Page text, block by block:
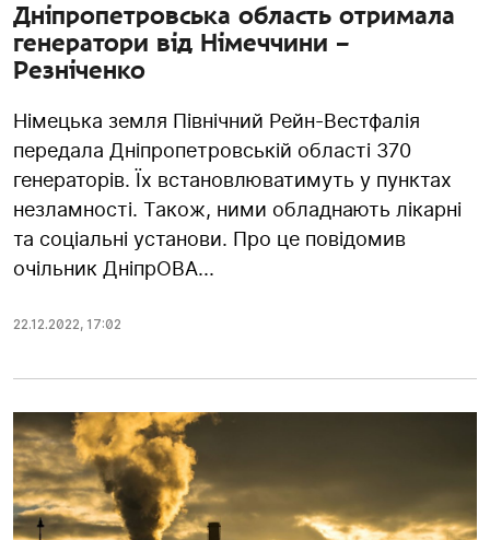
Дніпропетровська область отримала
генератори від Німеччини –
Резніченко
Німецька земля Північний Рейн-Вестфалія
передала Дніпропетровській області 370
генераторів. Їх встановлюватимуть у пунктах
незламності. Також, ними обладнають лікарні
та соціальні установи. Про це повідомив
очільник ДніпрОВА...
22.12.2022, 17:02